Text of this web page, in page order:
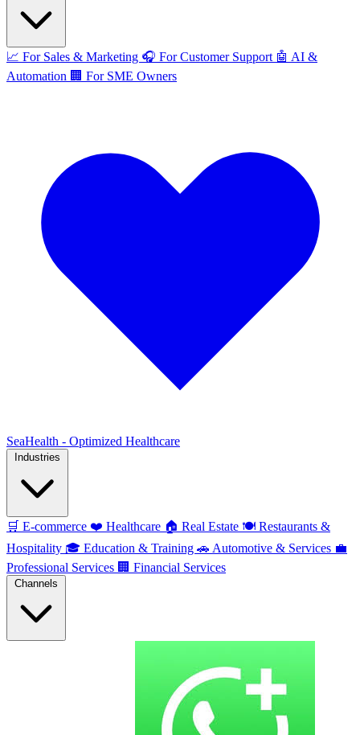
📈 For Sales & Marketing 🎧 For Customer Support 🤖 AI &
Automation 🏢 For SME Owners
SeaHealth - Optimized Healthcare
🛒 E-commerce ❤️ Healthcare 🏠 Real Estate 🍽️ Restaurants &
Hospitality 🎓 Education & Training 🚗 Automotive & Services 💼
Professional Services 🏢 Financial Services